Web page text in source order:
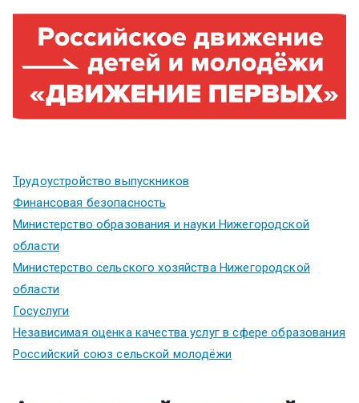
Трудоустройство выпускников
Финансовая безопасность
Министерство образования и науки Нижегородской
области
Министерство сельского хозяйства Нижегородской
области
Госуслуги
Независимая оценка качества услуг в сфере образования
Российский союз сельской молодёжи